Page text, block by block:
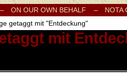
Onlinezeitung für Frieden,
– ON OUR OWN BEHALF –
NOTA
getaggt mit "Entdeckung"
mit